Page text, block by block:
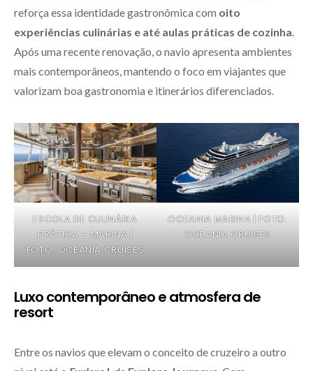
reforça essa identidade gastronômica com oito
experiências culinárias e até aulas práticas de cozinha
Após uma recente renovação, o navio apresenta ambientes
mais contemporâneos, mantendo o foco em viajantes que
valorizam boa gastronomia e itinerários diferenciados.
ESCOLA DE CULINÁRIA
PRÁTICA – MARINA |
FOTO: OCEANIA CRUISES
OCEANIA MARINA | FOTO:
OCEANIA CRUISES
Luxo contemporâneo e atmosfera de
resort
Entre os navios que elevam o conceito de cruzeiro a outro